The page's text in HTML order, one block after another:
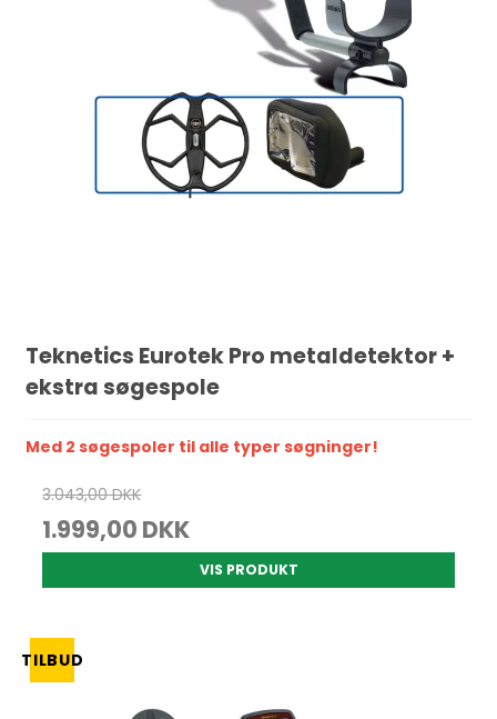
Teknetics Eurotek Pro metaldetektor +
ekstra søgespole
Med 2 søgespoler til alle typer søgninger!
3.043,00 DKK
1.999,00 DKK
VIS PRODUKT
TILBUD